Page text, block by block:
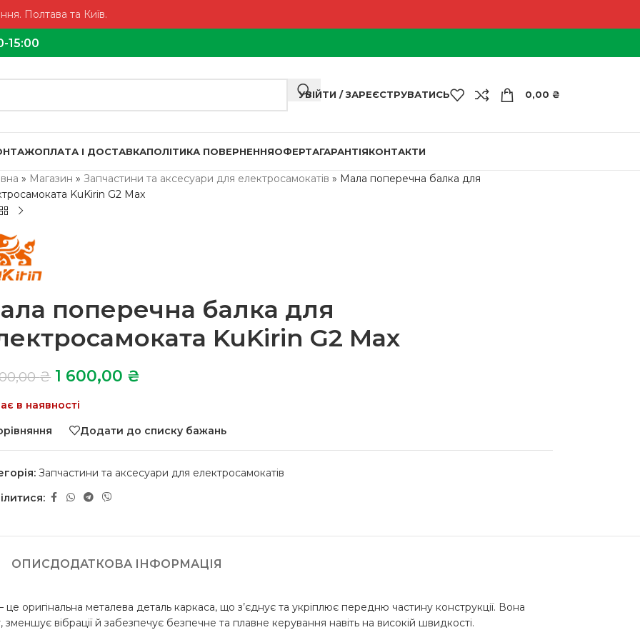
Полтава та Київ.
15:00
УВІЙТИ / ЗАРЕЄСТРУВАТИСЬ 0,00 ₴
ОПЛАТА І ДОСТАВКАПОЛІТИКА ПОВЕРНЕННЯОФЕРТАГАРАНТІЯКОНТАКТИ
» Магазин »Запчастини та аксесуари для електросамокатів » Мала поперечна балка для
KuKirin G2 Max
поперечна балка для
KuKirin G2 Max
₴ 1 600,00 ₴
в наявності
Додати до списку бажань
Запчастини та аксесуари для електросамокатів
ОПИСДОДАТКОВА ІНФОРМАЦІЯ
оригінальна металева деталь каркаса, що з’єднує та укріплює передню частину конструкції. Вона
вібрації й забезпечує безпечне та плавне керування навіть на високій швидкості.